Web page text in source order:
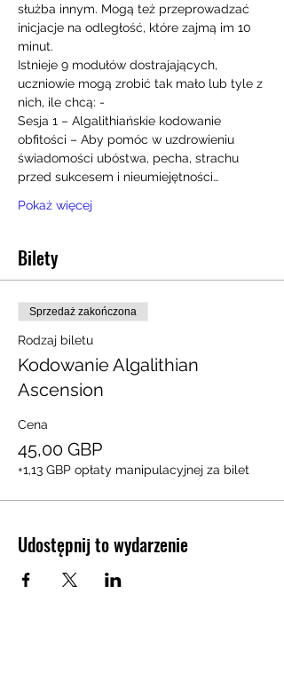
służba innym. Mogą też przeprowadzać
inicjacje na odległość, które zajmą im 10
minut.
Istnieje 9 modułów dostrajających,
uczniowie mogą zrobić tak mało lub tyle z
nich, ile chcą: -
Sesja 1 – Algalithiańskie kodowanie
obfitości – Aby pomóc w uzdrowieniu
świadomości ubóstwa, pecha, strachu
przed sukcesem i nieumiejętności…
Pokaż więcej
Bilety
Sprzedaż zakończona
Rodzaj biletu
Kodowanie Algalithian
Ascension
Cena
45,00 GBP
+1,13 GBP opłaty manipulacyjnej za bilet
Udostępnij to wydarzenie